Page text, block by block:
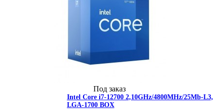
Под заказ
Intel Core i7-12700 2,10GHz/4800MHz/25Mb-L3,
LGA-1700 BOX